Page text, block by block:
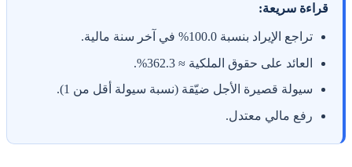
قراءة سريعة:
تراجع الإيراد بنسبة 100.0% في آخر سنة مالية.
العائد على حقوق الملكية ≈ 362.3%.
سيولة قصيرة الأجل ضيّقة (نسبة سيولة أقل من 1).
رفع مالي معتدل.